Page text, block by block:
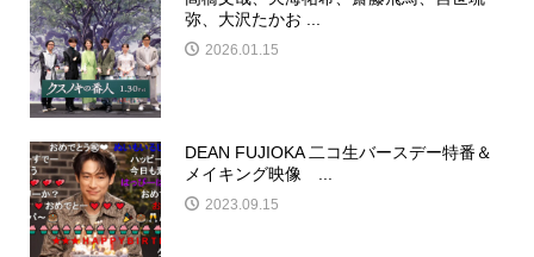
弥、大沢たかお ...
2026.01.15
DEAN FUJIOKA 二コ生バースデー特番＆
メイキング映像 ...
2023.09.15